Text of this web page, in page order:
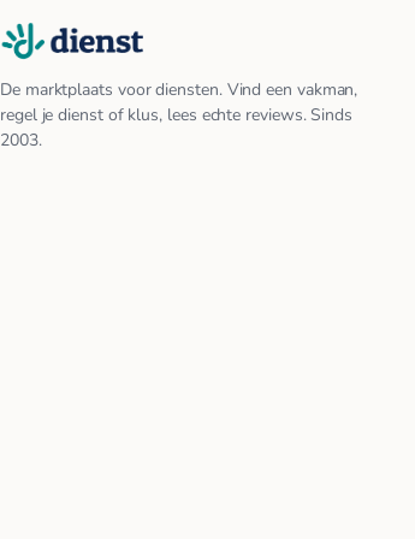
De marktplaats voor diensten. Vind een vakman,
regel je dienst of klus, lees echte reviews. Sinds
2003.